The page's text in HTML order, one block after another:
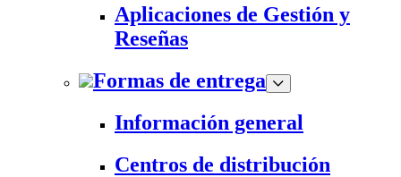
Aplicaciones de Gestión y
Reseñas
Formas de entrega
Información general
Centros de distribución